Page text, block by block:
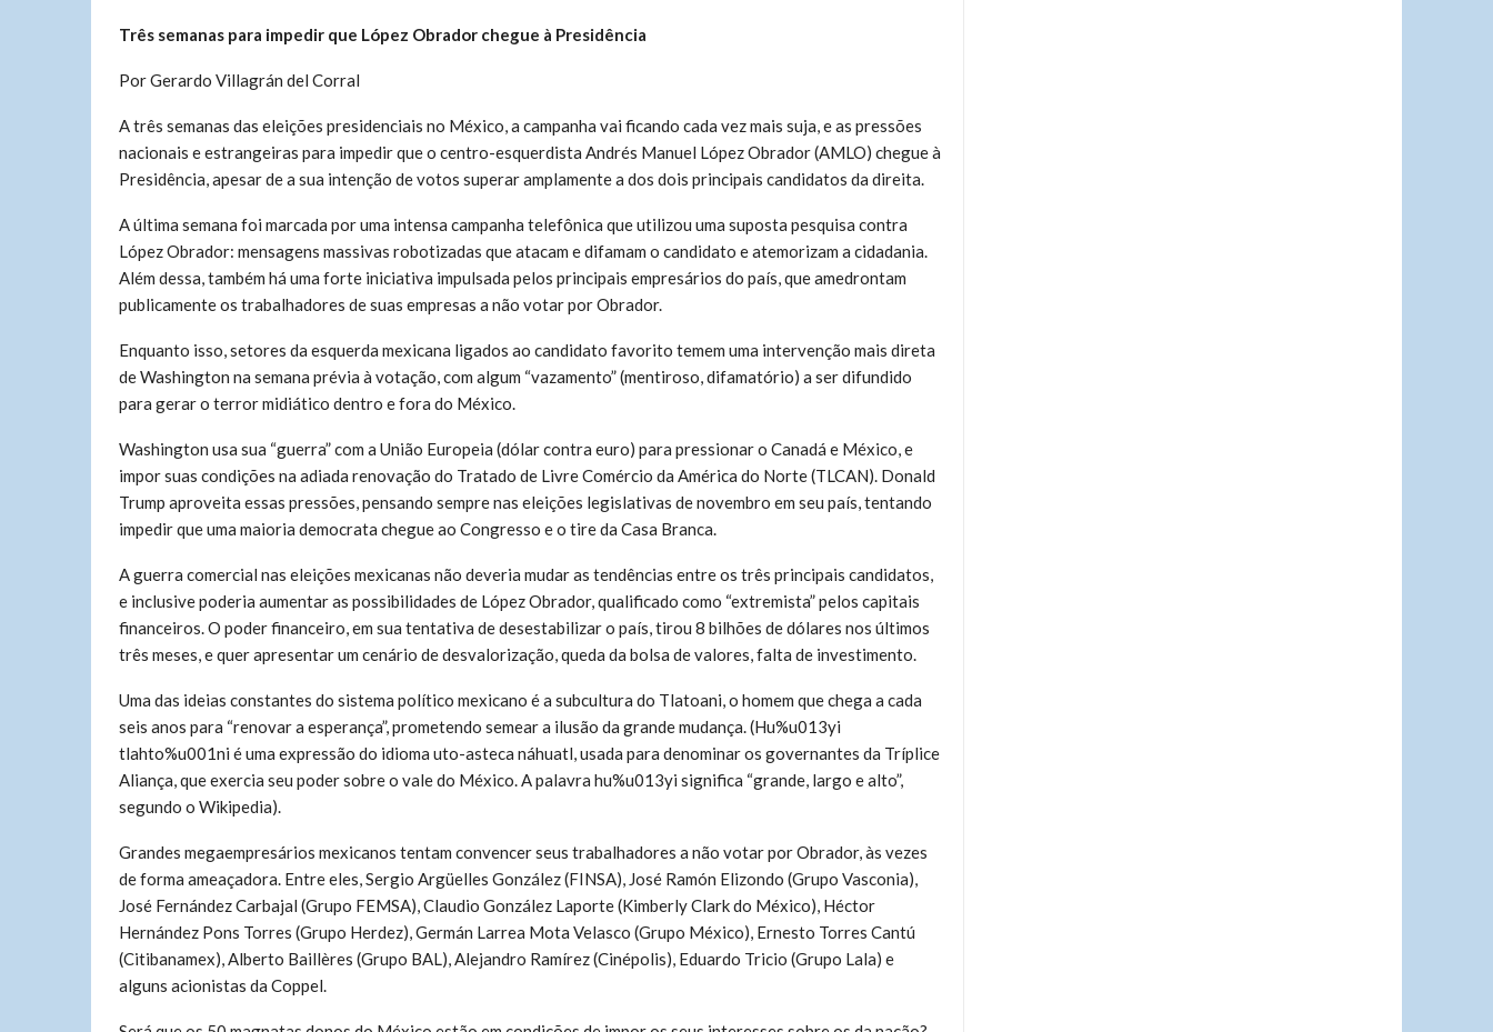
Três semanas para impedir que López Obrador chegue à Presidência
Por Gerardo Villagrán del Corral
A três semanas das eleições presidenciais no México, a campanha vai ficando cada vez mais suja, e as pressões
nacionais e estrangeiras para impedir que o centro-esquerdista Andrés Manuel López Obrador (AMLO) chegue à
Presidência, apesar de a sua intenção de votos superar amplamente a dos dois principais candidatos da direita.
A última semana foi marcada por uma intensa campanha telefônica que utilizou uma suposta pesquisa contra
López Obrador: mensagens massivas robotizadas que atacam e difamam o candidato e atemorizam a cidadania.
Além dessa, também há uma forte iniciativa impulsada pelos principais empresários do país, que amedrontam
publicamente os trabalhadores de suas empresas a não votar por Obrador.
Enquanto isso, setores da esquerda mexicana ligados ao candidato favorito temem uma intervenção mais direta
de Washington na semana prévia à votação, com algum “vazamento” (mentiroso, difamatório) a ser difundido
para gerar o terror midiático dentro e fora do México.
Washington usa sua “guerra” com a União Europeia (dólar contra euro) para pressionar o Canadá e México, e
impor suas condições na adiada renovação do Tratado de Livre Comércio da América do Norte (TLCAN). Donald
Trump aproveita essas pressões, pensando sempre nas eleições legislativas de novembro em seu país, tentando
impedir que uma maioria democrata chegue ao Congresso e o tire da Casa Branca.
A guerra comercial nas eleições mexicanas não deveria mudar as tendências entre os três principais candidatos,
e inclusive poderia aumentar as possibilidades de López Obrador, qualificado como “extremista” pelos capitais
financeiros. O poder financeiro, em sua tentativa de desestabilizar o país, tirou 8 bilhões de dólares nos últimos
três meses, e quer apresentar um cenário de desvalorização, queda da bolsa de valores, falta de investimento.
Uma das ideias constantes do sistema político mexicano é a subcultura do Tlatoani, o homem que chega a cada
seis anos para “renovar a esperança”, prometendo semear a ilusão da grande mudança. (Hu%u013yi
tlahto%u001ni é uma expressão do idioma uto-asteca náhuatl, usada para denominar os governantes da Tríplice
Aliança, que exercia seu poder sobre o vale do México. A palavra hu%u013yi significa “grande, largo e alto”,
segundo o Wikipedia).
Grandes megaempresários mexicanos tentam convencer seus trabalhadores a não votar por Obrador, às vezes
de forma ameaçadora. Entre eles, Sergio Argüelles González (FINSA), José Ramón Elizondo (Grupo Vasconia),
José Fernández Carbajal (Grupo FEMSA), Claudio González Laporte (Kimberly Clark do México), Héctor
Hernández Pons Torres (Grupo Herdez), Germán Larrea Mota Velasco (Grupo México), Ernesto Torres Cantú
(Citibanamex), Alberto Baillères (Grupo BAL), Alejandro Ramírez (Cinépolis), Eduardo Tricio (Grupo Lala) e
alguns acionistas da Coppel.